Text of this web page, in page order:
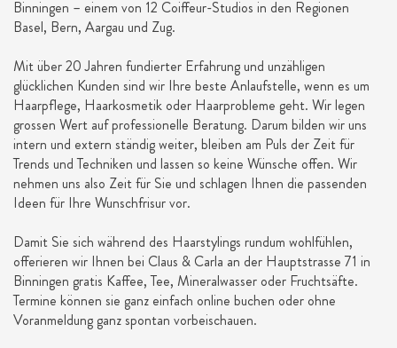
Binningen – einem von 12 Coiffeur-Studios in den Regionen
Basel, Bern, Aargau und Zug.
Mit über 20 Jahren fundierter Erfahrung und unzähligen
glücklichen Kunden sind wir Ihre beste Anlaufstelle, wenn es um
Haarpflege, Haarkosmetik oder Haarprobleme geht. Wir legen
grossen Wert auf professionelle Beratung. Darum bilden wir uns
intern und extern ständig weiter, bleiben am Puls der Zeit für
Trends und Techniken und lassen so keine Wünsche offen. Wir
nehmen uns also Zeit für Sie und schlagen Ihnen die passenden
Ideen für Ihre Wunschfrisur vor.
Damit Sie sich während des Haarstylings rundum wohlfühlen,
offerieren wir Ihnen bei Claus & Carla an der Hauptstrasse 71 in
Binningen gratis Kaffee, Tee, Mineralwasser oder Fruchtsäfte.
Termine können sie ganz einfach online buchen oder ohne
Voranmeldung ganz spontan vorbeischauen.